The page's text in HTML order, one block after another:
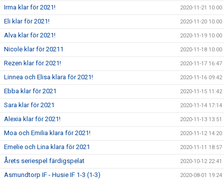
Irma klar för 2021! 2020-11-21 10:00
Eli klar för 2021! 2020-11-20 10:00
Alva klar för 2021! 2020-11-19 10:00
Nicole klar för 20211 2020-11-18 10:00
Rezen klar för 2021! 2020-11-17 16:47
Linnea och Elisa klara för 2021! 2020-11-16 09:42
Ebba klar för 2021 2020-11-15 11:42
Sara klar för 2021 2020-11-14 17:14
Alexia klar för 2021! 2020-11-13 13:51
Moa och Emilia klara för 2021! 2020-11-12 14:20
Emelie och Lina klara för 2021 2020-11-11 18:57
Årets seriespel färdigspelat 2020-10-12 22:41
Asmundtorp IF - Husie IF 1-3 (1-3) 2020-08-01 19:24